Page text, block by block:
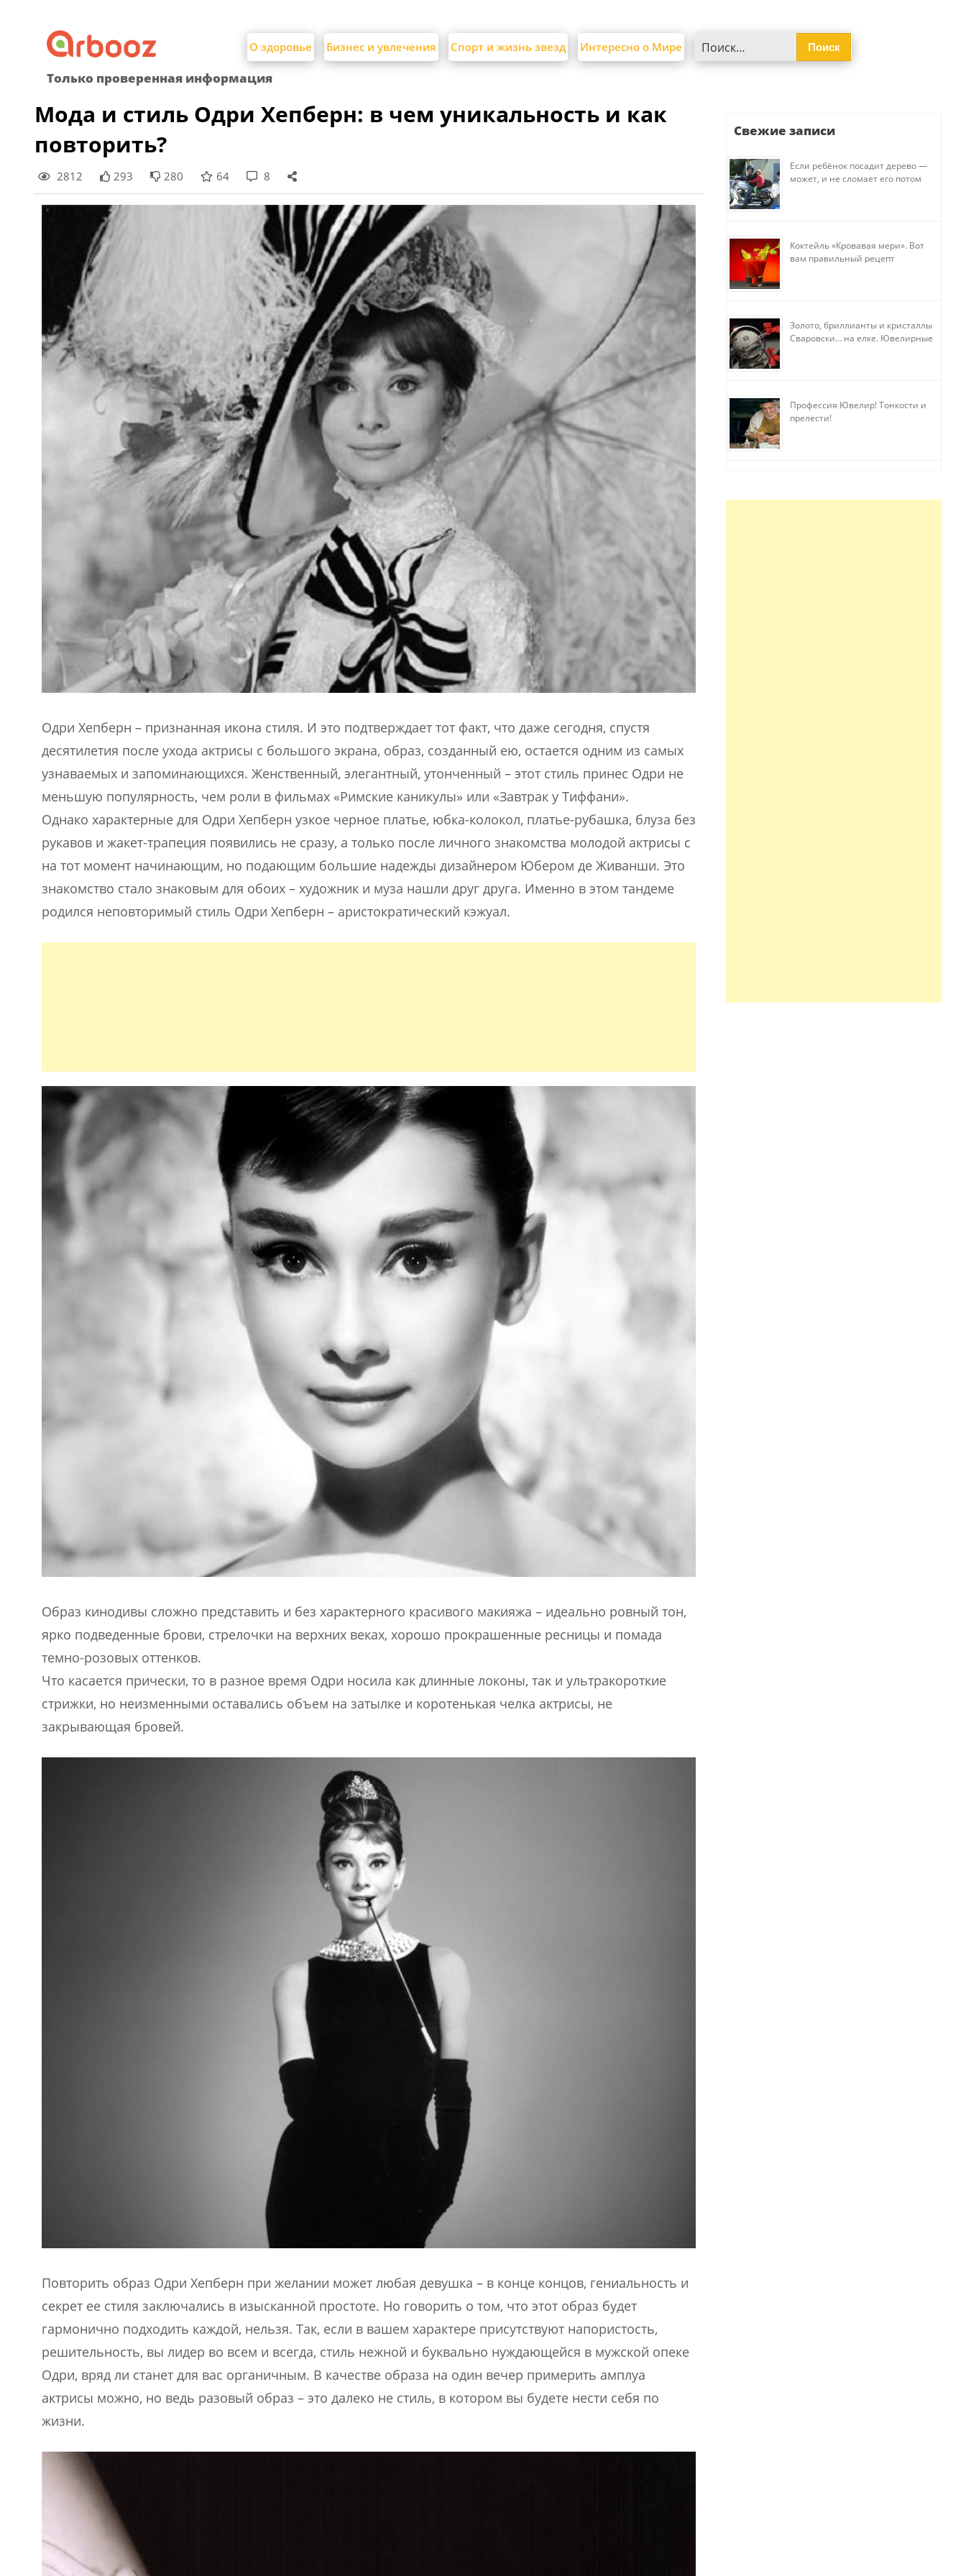
content
О здоровье Бизнес и увлечения Спорт и жизнь звезд Интересно о Мире
Только проверенная информация
Мода и стиль Одри Хепберн: в чем уникальность и как
повторить?
2812 293 280 64 8
Одри Хепберн – признанная икона стиля. И это подтверждает тот факт, что даже сегодня, спустя
десятилетия после ухода актрисы с большого экрана, образ, созданный ею, остается одним из самых
узнаваемых и запоминающихся. Женственный, элегантный, утонченный – этот стиль принес Одри не
меньшую популярность, чем роли в фильмах «Римские каникулы» или «Завтрак у Тиффани».
Однако характерные для Одри Хепберн узкое черное платье, юбка-колокол, платье-рубашка, блуза без
рукавов и жакет-трапеция появились не сразу, а только после личного знакомства молодой актрисы с
на тот момент начинающим, но подающим большие надежды дизайнером Юбером де Живанши. Это
знакомство стало знаковым для обоих – художник и муза нашли друг друга. Именно в этом тандеме
родился неповторимый стиль Одри Хепберн – аристократический кэжуал.
Образ кинодивы сложно представить и без характерного красивого макияжа – идеально ровный тон,
ярко подведенные брови, стрелочки на верхних веках, хорошо прокрашенные ресницы и помада
темно-розовых оттенков.
Что касается прически, то в разное время Одри носила как длинные локоны, так и ультракороткие
стрижки, но неизменными оставались объем на затылке и коротенькая челка актрисы, не
закрывающая бровей.
Повторить образ Одри Хепберн при желании может любая девушка – в конце концов, гениальность и
секрет ее стиля заключались в изысканной простоте. Но говорить о том, что этот образ будет
гармонично подходить каждой, нельзя. Так, если в вашем характере присутствуют напористость,
решительность, вы лидер во всем и всегда, стиль нежной и буквально нуждающейся в мужской опеке
Одри, вряд ли станет для вас органичным. В качестве образа на один вечер примерить амплуа
актрисы можно, но ведь разовый образ – это далеко не стиль, в котором вы будете нести себя по
жизни.
Свежие записи
Если ребёнок посадит дерево —
может, и не сломает его потом
Коктейль «Кровавая мери». Вот
вам правильный рецепт
Золото, бриллианты и кристаллы
Сваровски… на елке. Ювелирные
Профессия Ювелир! Тонкости и
прелести!